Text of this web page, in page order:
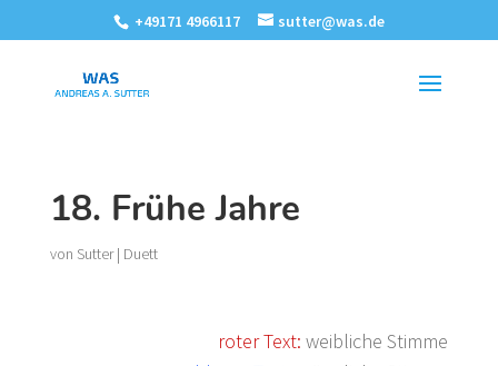
+49171 4966117 sutter@was.de
18. Frühe Jahre
von Sutter| Duett
roter Text: weibliche Stimme